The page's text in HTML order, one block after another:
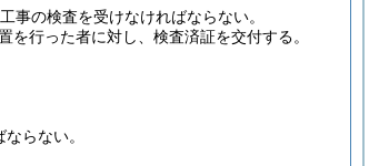
事の検査を受けなければならない。
行った者に対し、検査済証を交付する。
らない。